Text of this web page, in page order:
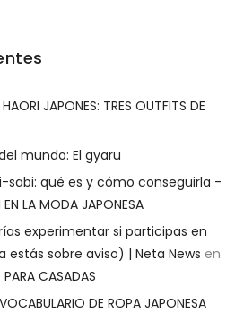
HAORI JAPONES: TRES OUTFITS DE
mundo: El gyaru
sabi: qué es y cómo conseguirla -
EN LA MODA JAPONESA
experimentar si participas en
estás sobre aviso) | Neta News en
CASADAS
DE ROPA JAPONESA